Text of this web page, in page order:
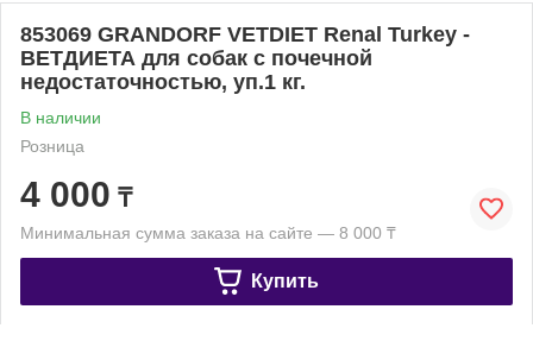
853069 GRANDORF VETDIET Renal Turkey -
ВЕТДИЕТА для собак с почечной
недостаточностью, уп.1 кг.
В наличии
Розница
4 000 ₸
Минимальная сумма заказа на сайте — 8 000 ₸
Купить